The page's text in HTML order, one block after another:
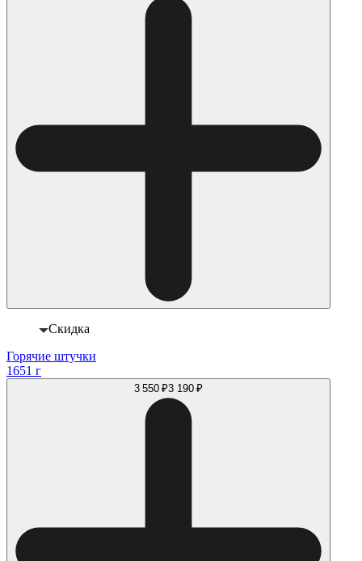
Скидка
Горячие штучки
1651 г
3 550 ₽3 190 ₽